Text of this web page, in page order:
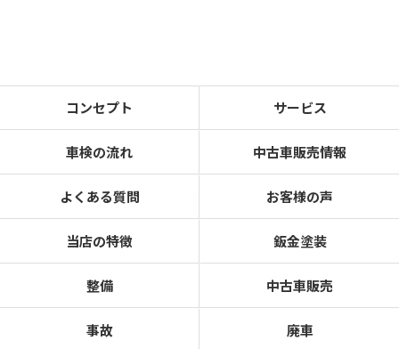
コンセプト サービス
車検の流れ 中古車販売情報
よくある質問 お客様の声
当店の特徴 鈑金塗装
整備 中古車販売
事故 廃車